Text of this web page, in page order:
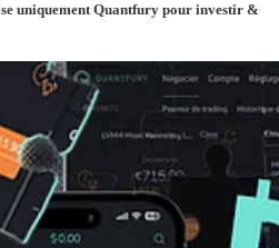
uniquement Quantfury pour investir &